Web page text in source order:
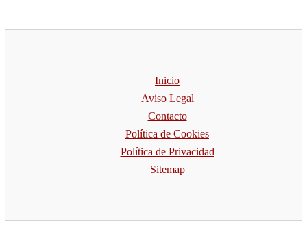
Inicio
Aviso Legal
Contacto
Política de Cookies
Política de Privacidad
Sitemap